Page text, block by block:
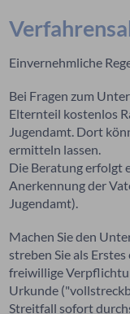
Einvernehmliche
Bei Fragen zum
Elternteil kostenlos
Jugendamt. Dort
ermitteln lassen.
Die Beratung erfolgt
Anerkennung der
Jugendamt).
Machen Sie den
streben Sie als
freiwillige
Urkunde
Streitfall sofort